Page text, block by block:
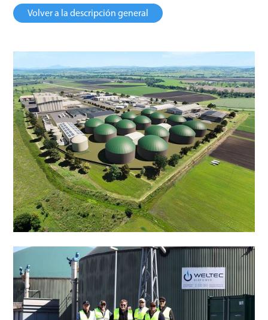
Volver a la descripción general